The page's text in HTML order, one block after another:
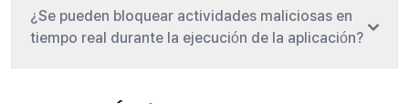
¿Se pueden bloquear actividades maliciosas en
tiempo real durante la ejecución de la aplicación?